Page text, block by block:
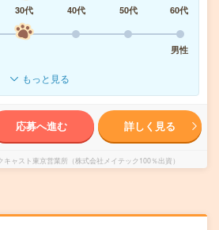
30代 40代 50代
60代
男性
もっと見る
応募へ進む 詳しく見る
ャスト東京営業所（株式会社メイテック100％出資）